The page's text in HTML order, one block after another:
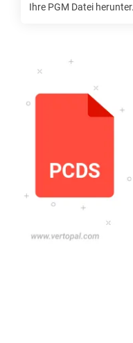
Ihre PGM Datei herunter.